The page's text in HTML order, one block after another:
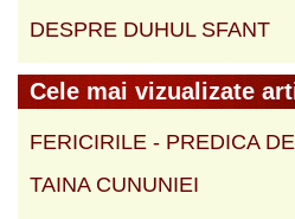
DESPRE DUHUL SFANT
Cele mai vizualizate
FERICIRILE - PREDICA
TAINA CUNUNIEI